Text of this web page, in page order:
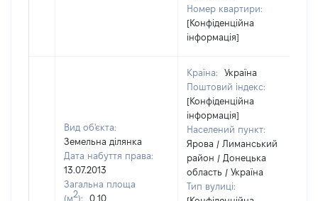
Номер квартири:
[Конфіденційна
інформація]
Вид об'єкта:
Земельна ділянка
Дата набуття права:
13.07.2013
Загальна площа
(м2):
0,10
Країна:
Україна
Поштовий індекс:
[Конфіденційна
інформація]
Населений пункт:
Ярова / Лиманський
район / Донецька
область / Україна
Тип вулиці: